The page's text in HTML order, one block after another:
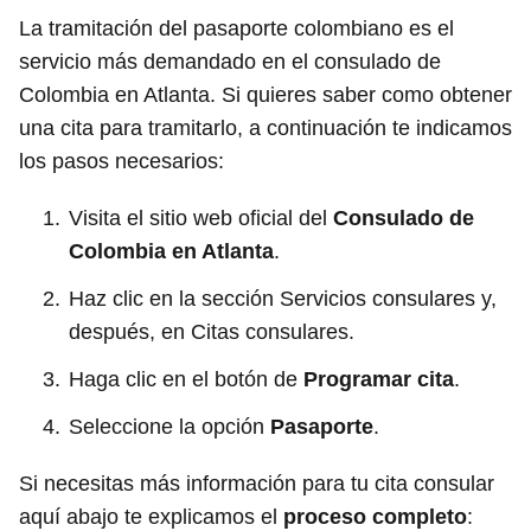
La tramitación del pasaporte colombiano es el
servicio más demandado en el consulado de
Colombia en Atlanta. Si quieres saber como obtener
una cita para tramitarlo, a continuación te indicamos
los pasos necesarios:
Visita el sitio web oficial del Consulado de
Colombia en Atlanta.
Haz clic en la sección Servicios consulares y,
después, en Citas consulares.
Haga clic en el botón de Programar cita.
Seleccione la opción Pasaporte.
Si necesitas más información para tu cita consular
aquí abajo te explicamos el proceso completo: